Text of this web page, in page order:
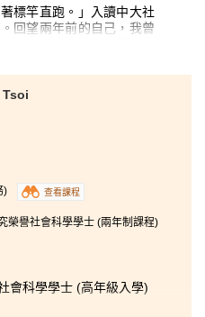
講師的悉心指導，以及學
，我建立了穩固的學術基
，朝自己的目標邁進一大
標竿直跑。」入讀中大社
回望兩年前的自己，我曾
踏上另一條路，盼重獲第
破釜沉舟的決心，全力以
收穫」，亮麗的成績表讓
。
我開始積極參與學校的服
讓經歷轉化為成長的養
是不斷的堅持與反思，讓
功升讀心儀學科，這個結
力，夢想終能實現。
友、講師和職員同行，讓
Tsoi
)
查看課程
榮譽社會科學學士 (兩年制課程)
會科學學士 (高年級入學)